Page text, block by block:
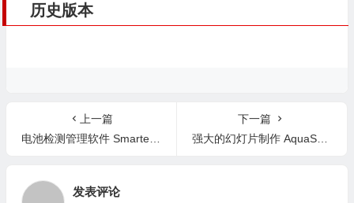
历史版本
上一篇
电池检测管理软件 Smarter Battery 7.0 英文版
下一篇
强大的幻灯片制作 AquaSoft SlideShow Ultimate/Premium 12.3.07 英文版
发表评论